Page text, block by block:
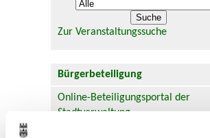
Zur Veranstaltungssuche
Bürgerbeteiligung
Online-Beteiligungsportal der
Stadtverwaltung